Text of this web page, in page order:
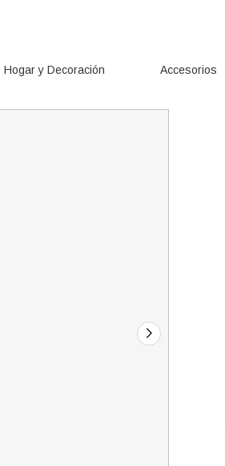
Hogar y Decoración Accesorios